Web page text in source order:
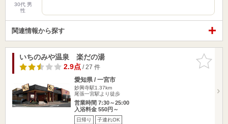
30代 男
性
関連情報から探す
お気に入
りに追加
いちのみや温泉 楽だの湯
2.9点/ 27 件
愛知県 / 一宮市
妙興寺駅1.37km
尾張一宮駅より徒歩
営業時間 7:30～25:00
入浴料金 550円～
日帰り 子連れOK